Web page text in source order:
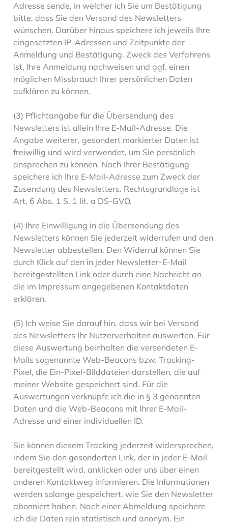
Adresse sende, in welcher ich Sie um Bestätigung
bitte, dass Sie den Versand des Newsletters
wünschen. Darüber hinaus speichere ich jeweils Ihre
eingesetzten IP-Adressen und Zeitpunkte der
Anmeldung und Bestätigung. Zweck des Verfahrens
ist, Ihre Anmeldung nachweisen und ggf. einen
möglichen Missbrauch Ihrer persönlichen Daten
aufklären zu können.
(3) Pflichtangabe für die Übersendung des
Newsletters ist allein Ihre E-Mail-Adresse. Die
Angabe weiterer, gesondert markierter Daten ist
freiwillig und wird verwendet, um Sie persönlich
ansprechen zu können. Nach Ihrer Bestätigung
speichere ich Ihre E-Mail-Adresse zum Zweck der
Zusendung des Newsletters. Rechtsgrundlage ist
Art. 6 Abs. 1 S. 1 lit. a DS-GVO.
(4) Ihre Einwilligung in die Übersendung des
Newsletters können Sie jederzeit widerrufen und den
Newsletter abbestellen. Den Widerruf können Sie
durch Klick auf den in jeder Newsletter-E-Mail
bereitgestellten Link oder durch eine Nachricht an
die im Impressum angegebenen Kontaktdaten
erklären.
(5) Ich weise Sie darauf hin, dass wir bei Versand
des Newsletters Ihr Nutzerverhalten auswerten. Für
diese Auswertung beinhalten die versendeten E-
Mails sogenannte Web-Beacons bzw. Tracking-
Pixel, die Ein-Pixel-Bilddateien darstellen, die auf
meiner Website gespeichert sind. Für die
Auswertungen verknüpfe ich die in § 3 genannten
Daten und die Web-Beacons mit Ihrer E-Mail-
Adresse und einer individuellen ID.
Sie können diesem Tracking jederzeit widersprechen,
indem Sie den gesonderten Link, der in jeder E-Mail
bereitgestellt wird, anklicken oder uns über einen
anderen Kontaktweg informieren. Die Informationen
werden solange gespeichert, wie Sie den Newsletter
abonniert haben. Nach einer Abmeldung speichere
ich die Daten rein statistisch und anonym. Ein